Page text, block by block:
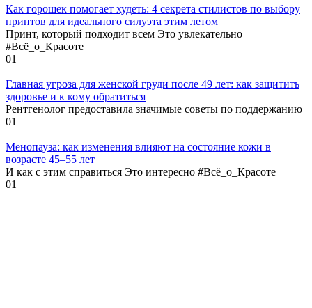
Как горошек помогает худеть: 4 секрета стилистов по выбору
принтов для идеального силуэта этим летом
Принт, который подходит всем Это увлекательно
#Всё_о_Красоте
01
Главная угроза для женской груди после 49 лет: как защитить
здоровье и к кому обратиться
Рентгенолог предоставила значимые советы по поддержанию
01
Менопауза: как изменения влияют на состояние кожи в
возрасте 45–55 лет
И как с этим справиться Это интересно #Всё_о_Красоте
01